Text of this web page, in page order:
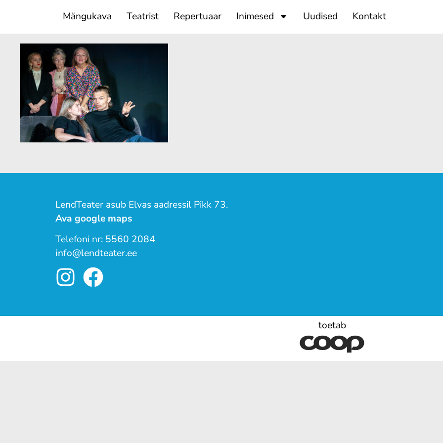
Mängukava Teatrist Repertuaar Inimesed Uudised Kontakt
LendTeater asub Elvas aadressil Pikk 73.
Ava google maps
Telefoni nr: 5560 2084
info@lendteater.ee
toetab